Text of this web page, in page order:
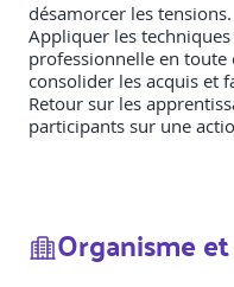
désamorcer les tensions.
Appliquer les
professionnelle en toute
consolider les acquis et
Retour sur les
participants sur une
Organisme